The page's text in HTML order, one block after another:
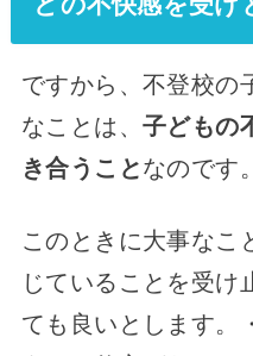
ですから、不登校の
なことは、 子どもの
き合うことなのです。
このときに大事なこ
じていることを受け
ても良いとします。